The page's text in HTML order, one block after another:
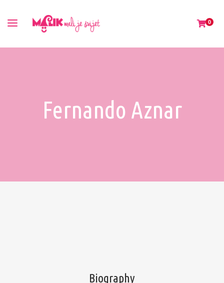
0
Fernando Aznar
Biography